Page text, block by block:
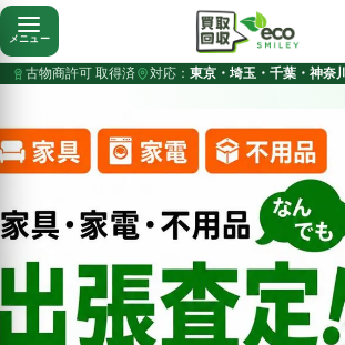
メニュー
古物商許可 取得済 対応： 東京・埼玉・千葉・神奈川